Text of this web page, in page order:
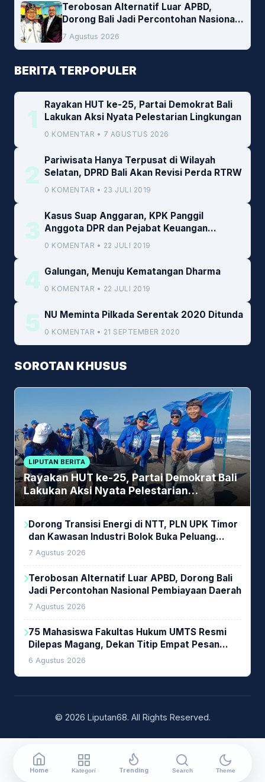
Terobosan Alternatif Luar APBD,
Dorong Bali Jadi Percontohan Nasional
Pembiayaan Daerah
7 Agustus 2026
BERITA TERPOPULER
1
Rayakan HUT ke-25, Partai Demokrat Bali
Lakukan Aksi Nyata Pelestarian Lingkungan
0 KOMENTAR • 7 AGUSTUS 2026
2
Pariwisata Hanya Terpusat di Wilayah
Selatan, DPRD Bali Akan Revisi Perda RTRW
0 KOMENTAR • 23 JULI 2019
3
Kasus Suap Anggaran, KPK Panggil
Anggota DPR dan Pejabat Keuangan
Kemenkeu
0 KOMENTAR • 22 JULI 2019
4 Galungan, Menuju Kematangan Dharma
0 KOMENTAR • 22 JULI 2019
5 NU Meminta Pilkada Serentak 2020 Ditunda
0 KOMENTAR • 21 SEPTEMBER 2020
SOROTAN KHUSUS
LIPUTAN BERITA
Rayakan HUT ke-25, Partai Demokrat Bali
Lakukan Aksi Nyata Pelestarian
Lingkungan
Dorong Transisi Energi di NTT, PLN UPK Timor
dan Kawasan Industri Bolok Buka Peluang
Investasi Woodchip untuk Cofiring PLTU Bolok
7 Agustus 2026
Terobosan Alternatif Luar APBD, Dorong Bali
Jadi Percontohan Nasional Pembiayaan Daerah
7 Agustus 2026
75 Mahasiswa Fakultas Hukum UMTS Resmi
Dilepas Magang, Dekan Titip Empat Pesan
Penting
6 Agustus 2026
© 2026 Liputan68. All Rights Reserved.
Home Kategori Trending Search Theme